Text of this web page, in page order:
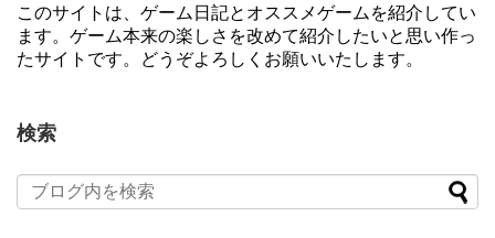
このサイトは、ゲーム日記とオススメゲームを紹介してい
ます。ゲーム本来の楽しさを改めて紹介したいと思い作っ
たサイトです。どうぞよろしくお願いいたします。
検索